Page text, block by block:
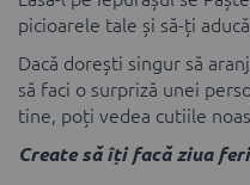
picioarele tale și să-ți
Dacă dorești singur să
să faci o surpriză unei
tine, poți vedea cutiile
Create să îți facă ziua